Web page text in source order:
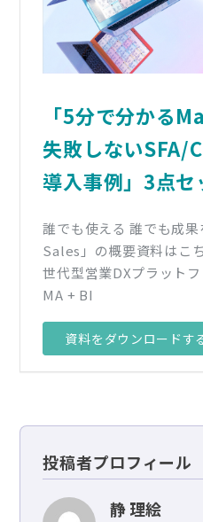
「5分で分かる
失敗しないSFA/
導入事例」3点セ
誰でも使える 誰でも成
Sales」の概要資料はこ
世代型営業DXプラット
MA + BI
資料をダウンロードす
投稿者プロフィール
静 理絵